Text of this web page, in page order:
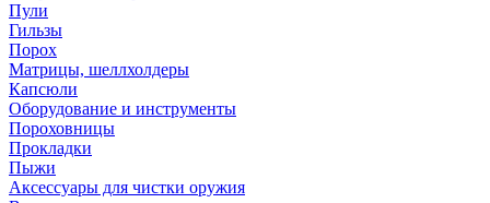
Пули
Гильзы
Порох
Матрицы, шеллхолдеры
Капсюли
Оборудование и инструменты
Пороховницы
Прокладки
Пыжи
Аксессуары для чистки оружия